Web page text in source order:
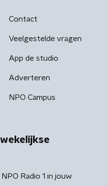
Contact
Veelgestelde vragen
App de studio
Adverteren
NPO Campus
Radio 1 in jouw